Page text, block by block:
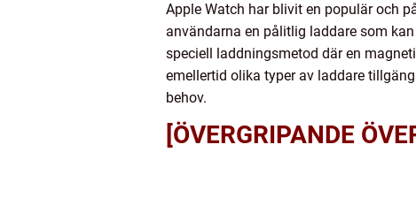
Apple Watch har blivit en populär och
användarna en pålitlig laddare som
speciell laddningsmetod där en
emellertid olika typer av laddare
behov.
[ÖVERGRIPANDE